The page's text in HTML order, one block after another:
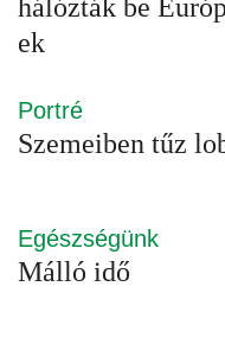
hálózták be
ek
Portré
Szemeiben tűz
Egészségünk
Málló idő